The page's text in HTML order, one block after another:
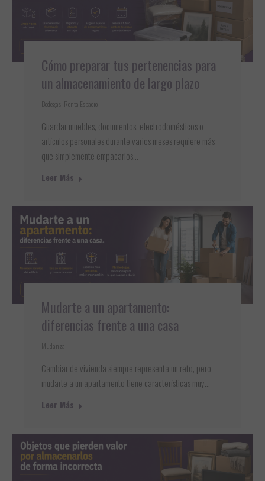
Cómo preparar tus pertenencias para
un almacenamiento de largo plazo
Bodegas, Renta Espacio
Guardar muebles, documentos, electrodomésticos o
artículos personales durante varios meses requiere más
que simplemente empacarlos…
Leer Más
Mudarte a un apartamento:
diferencias frente a una casa
Mudanza
Cambiar de vivienda siempre representa un reto, pero
mudarte a un apartamento tiene características muy…
Leer Más